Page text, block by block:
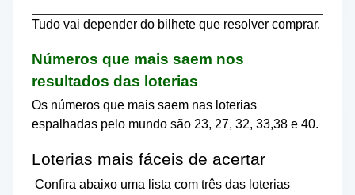
Tudo vai depender do bilhete que resolver comprar.
Números que mais saem nos
resultados das loterias
Os números que mais saem nas loterias
espalhadas pelo mundo são 23, 27, 32, 33,38 e 40.
Loterias mais fáceis de acertar
Confira abaixo uma lista com três das loterias